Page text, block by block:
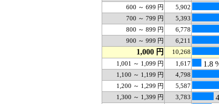
600 ～ 699 円
5,902
700 ～ 799 円
5,393
800 ～ 899 円
6,778
900 ～ 999 円
6,211
1,000 円
10,268
1,001 ～ 1,099 円
1,617 1.8
1,100 ～ 1,199 円
4,798
1,200 ～ 1,299 円
5,587
1,300 ～ 1,399 円
3,783